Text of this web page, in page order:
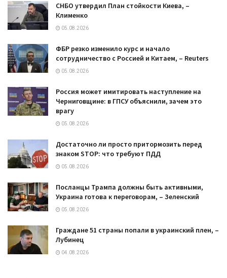
СНБО утвердил План стойкости Киева, –
Клименко
05.08.2026
ФБР резко изменило курс и начало
сотрудничество с Россией и Китаем, – Reuters
05.08.2026
Россия может имитировать наступление на
Черниговщине: в ГПСУ объяснили, зачем это
врагу
05.08.2026
Достаточно ли просто притормозить перед
знаком STOP: что требуют ПДД
05.08.2026
Посланцы Трампа должны быть активными,
Украина готова к переговорам, – Зеленский
05.08.2026
Граждане 51 страны попали в украинский плен, –
Лубинец
04.08.2026